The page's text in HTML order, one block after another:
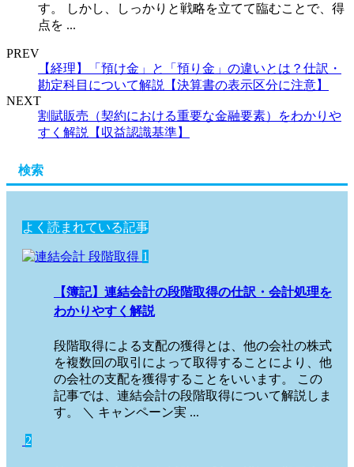
す。 しかし、しっかりと戦略を立てて臨むことで、得
点を ...
PREV
【経理】「預け金」と「預り金」の違いとは？仕訳・
勘定科目について解説【決算書の表示区分に注意】
NEXT
割賦販売（契約における重要な金融要素）をわかりや
すく解説【収益認識基準】
検索
よく読まれている記事
1
【簿記】連結会計の段階取得の仕訳・会計処理を
わかりやすく解説
段階取得による支配の獲得とは、他の会社の株式
を複数回の取引によって取得することにより、他
の会社の支配を獲得することをいいます。 この
記事では、連結会計の段階取得について解説しま
す。 ＼ キャンペーン実 ...
2